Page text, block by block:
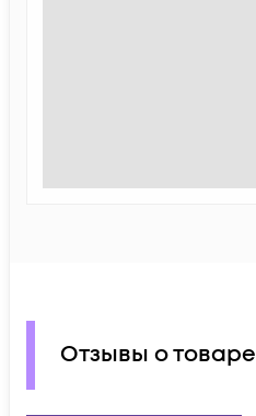
Отзывы о товаре